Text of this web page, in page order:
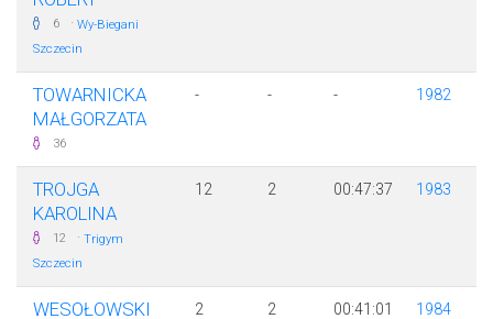
6 · Wy-Biegani
Szczecin
TOWARNICKA
MAŁGORZATA
36
- - - 1982
TROJGA
KAROLINA
12 · Trigym
Szczecin
12 2 00:47:37 1983
WESOŁOWSKI
2 2 00:41:01 1984